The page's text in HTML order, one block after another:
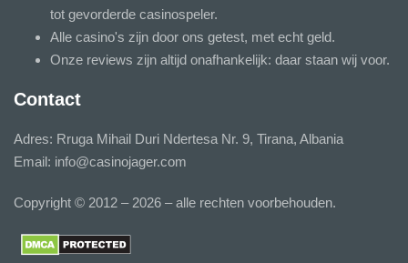
tot gevorderde casinospeler.
Alle casino's zijn door ons getest, met echt geld.
Onze reviews zijn altijd onafhankelijk: daar staan wij voor.
Contact
Adres: Rruga Mihail Duri Ndertesa Nr. 9, Tirana, Albania
Email: info@casinojager.com
Copyright © 2012 – 2026 – alle rechten voorbehouden.